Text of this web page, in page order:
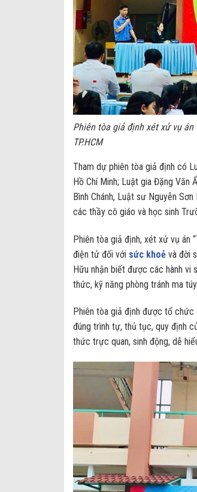
Phiên tòa giả định xét xử vụ án
TP.HCM
Tham dự phiên tòa giả định có
Hồ Chí Minh; Luật gia Đặng Văn
Bình Chánh, Luật sư Nguyễn
các thầy cô giáo và học sinh
Phiên tòa giả định, xét xử vụ án
điện tử đối với sức khoẻ và đời
Hữu nhận biết được các hành vi
thức, kỹ năng phòng tránh ma
Phiên tòa giả định được tổ
đúng trình tự, thủ tục, quy định
thức trực quan, sinh động, dễ